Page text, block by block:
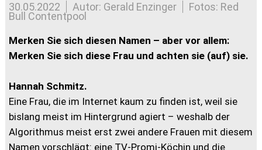
30.05.2022 Autor: Gerald Enzinger Fotos: Red
Bull Contentpool
Merken Sie sich diesen Namen – aber vor allem:
Merken Sie sich diese Frau und achten sie (auf) sie.
Hannah Schmitz.
Eine Frau, die im Internet kaum zu finden ist, weil sie
bislang meist im Hintergrund agiert – weshalb der
Algorithmus meist erst zwei andere Frauen mit diesem
Namen vorschlägt: eine TV-Promi-Köchin und die